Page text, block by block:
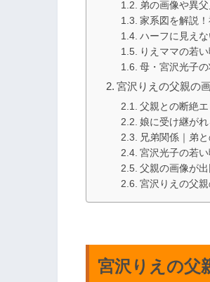
弟の画像や異
家系図を解説
ハーフに見え
りえママの若
母・宮沢光子
宮沢りえの父親の
父親との断絶
娘に受け継が
兄弟関係｜弟
宮沢光子の若
父親の画像が
宮沢りえの父
宮沢りえの父